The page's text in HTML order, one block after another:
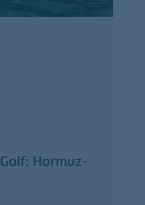
Hormuz-